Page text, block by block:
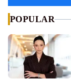
POPULAR